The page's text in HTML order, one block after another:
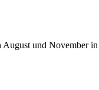
und November